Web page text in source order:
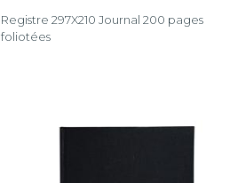
Registre 297X210 Journal 200 pages
foliotées